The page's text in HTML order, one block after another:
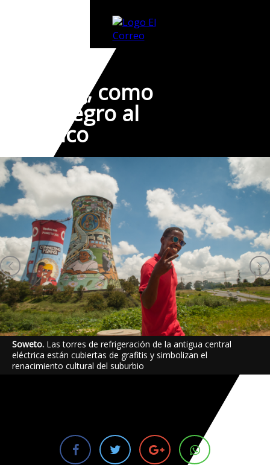
Soweto-
Joburg, como
del negro al
blanco
Soweto. Las torres de refrigeración de la antigua central
eléctrica están cubiertas de grafitis y simbolizan el
renacimiento cultural del suburbio